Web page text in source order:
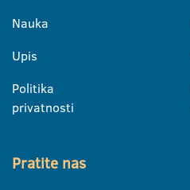
Nauka
Upis
Politika
privatnosti
Pratite nas